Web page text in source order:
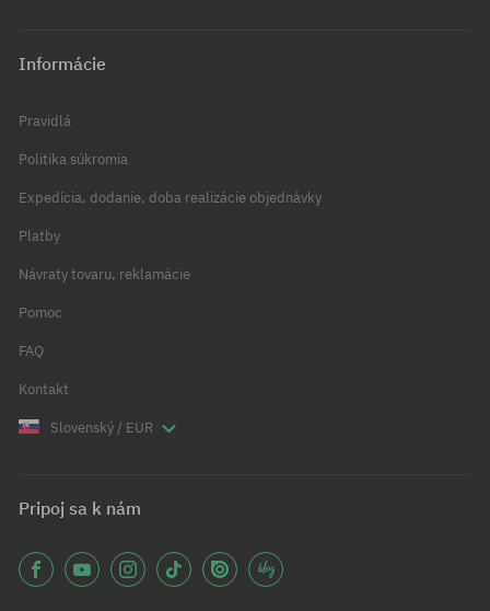
Informácie
Pravidlá
Politika súkromia
Expedícia, dodanie, doba realizácie objednávky
Platby
Návraty tovaru, reklamácie
Pomoc
FAQ
Kontakt
Slovenský / EUR
Pripoj sa k nám